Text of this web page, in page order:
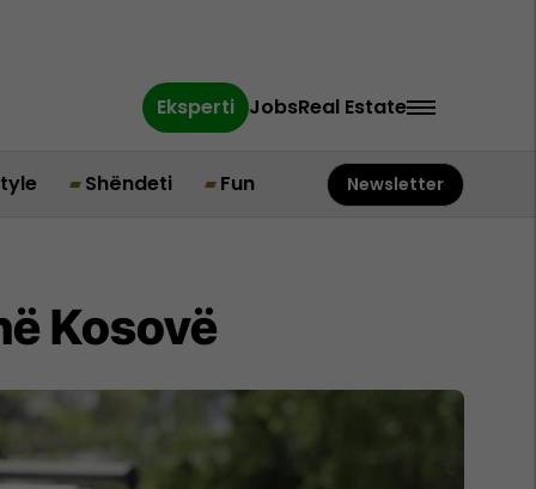
Eksperti JobsReal Estate
Shëndeti Fun Newsletter
Kosovë